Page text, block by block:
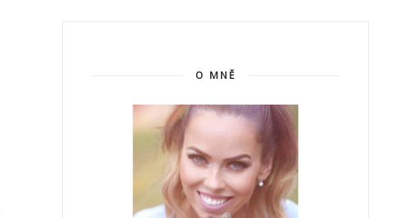
O MNĚ